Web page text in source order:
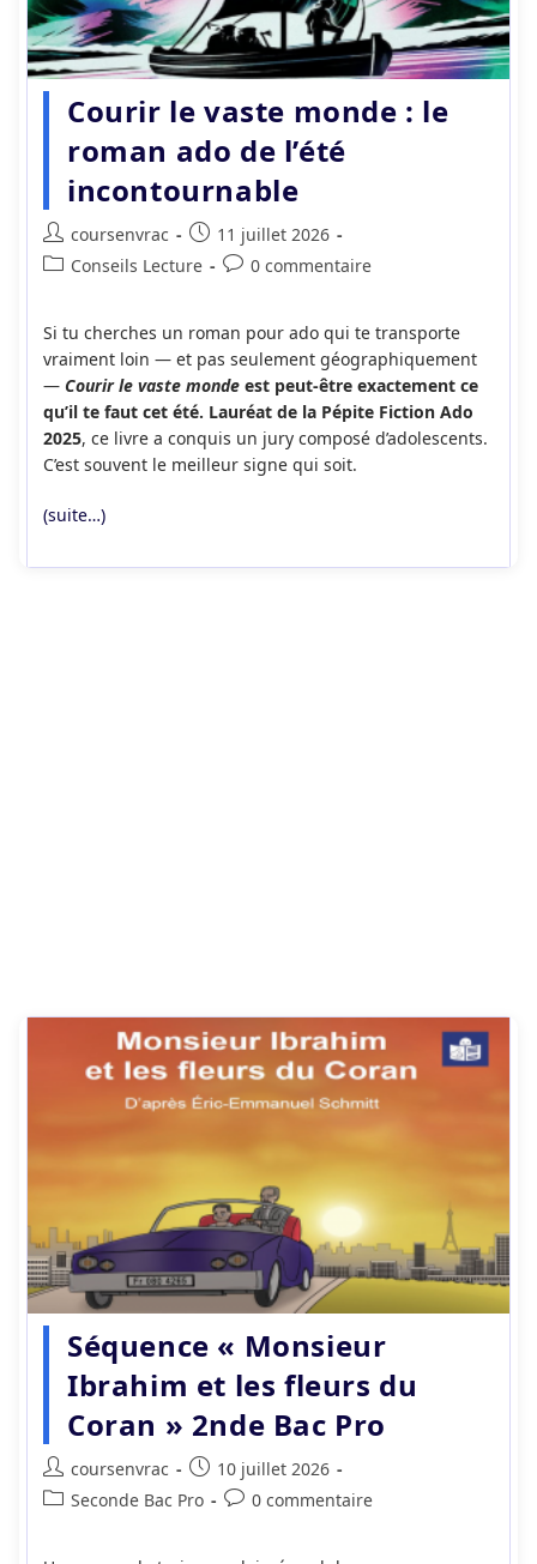
Courir le vaste monde : le
roman ado de l’été
incontournable
Auteur/autrice
de
coursenvrac
Publication
publiée :
11 juillet 2026
PostConseils Lecture
Commentaires
publication :
0 commentaire
Si tu cherches un roman pour ado qui te transporte
vraiment loin — et pas seulement géographiquement
— Courir le vaste mondeest peut-être exactement ce
qu’il te faut cet été. Lauréat de la Pépite Fiction Ado
2025, ce livre a conquis un jury composé d’adolescents.
C’est souvent le meilleur signe qui soit.
(suite…)
Séquence « Monsieur
Ibrahim et les fleurs du
Coran » 2nde Bac Pro
Auteur/autrice
de
coursenvrac
Publication
publiée :
10 juillet 2026
PostSeconde Bac Pro
Commentaires
0 commentaire